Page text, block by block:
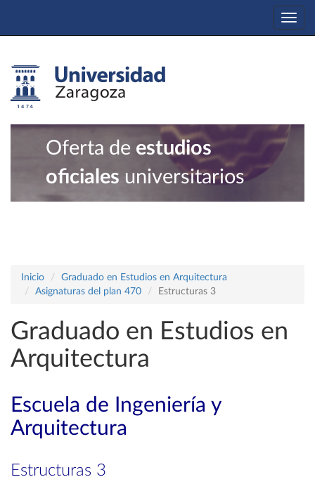
Oferta de estudios
oficiales universitarios
Inicio
Graduado en Estudios en Arquitectura
Asignaturas del plan 470
Estructuras 3
Graduado en Estudios en
Arquitectura
Escuela de Ingeniería y
Arquitectura
Estructuras 3